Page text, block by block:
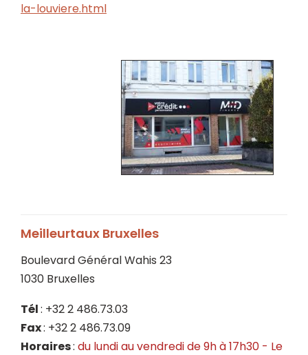
la-louviere.html
Meilleurtaux Bruxelles
Boulevard Général Wahis 23
1030 Bruxelles
Tél: +32 2 486.73.03
Fax: +32 2 486.73.09
Horaires: du lundi au vendredi de 9h à 17h30 - Le